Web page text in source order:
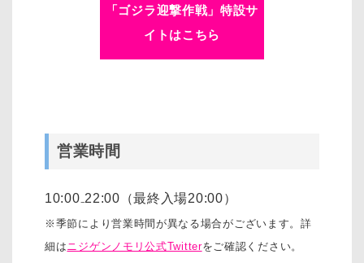
「ゴジラ迎撃作戦」特設サ
イトはこちら
営業時間
10:00₋22:00（最終入場20:00）
※季節により営業時間が異なる場合がございます。詳
細は ニジゲンノモリ公式Twitterをご確認ください。